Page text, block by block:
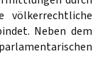
völkerrechtliche
Neben dem